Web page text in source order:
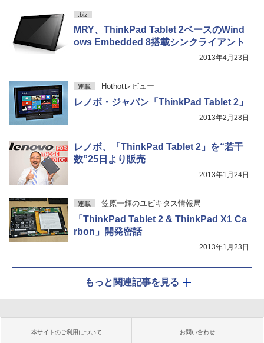
.biz
MRY、ThinkPad Tablet 2ベースのWind
ows Embedded 8搭載シンクライアント
2013年4月23日
連載 Hothotレビュー
レノボ・ジャパン「ThinkPad Tablet 2」
2013年2月28日
レノボ、「ThinkPad Tablet 2」を“若干
数”25日より販売
2013年1月24日
連載 笠原一輝のユビキタス情報局
「ThinkPad Tablet 2 & ThinkPad X1 Ca
rbon」開発密話
2013年1月23日
もっと関連記事を見る
本サイトのご利用について お問い合わせ